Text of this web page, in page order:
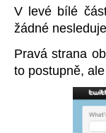
V levé bílé
žádné
Pravá strana
to postupně,